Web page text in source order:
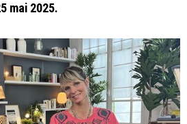
mai 2025.